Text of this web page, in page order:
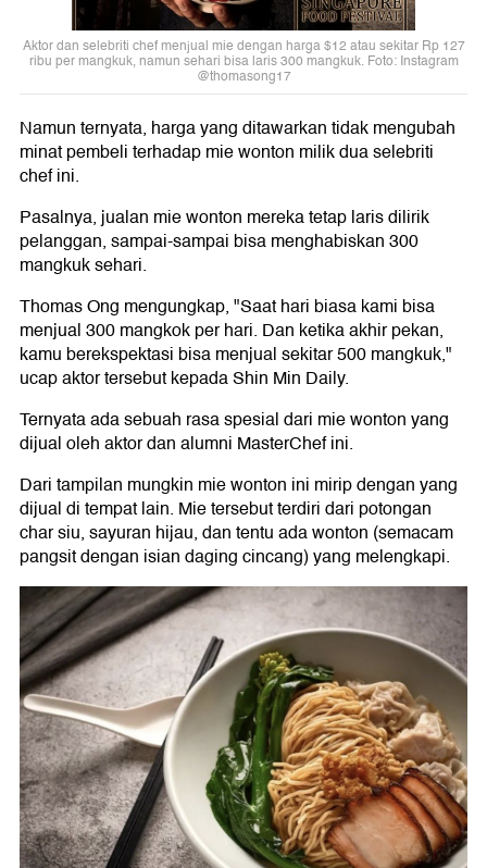
Aktor dan selebriti chef menjual mie dengan harga $12 atau sekitar Rp 127
ribu per mangkuk, namun sehari bisa laris 300 mangkuk. Foto: Instagram
@thomasong17
Namun ternyata, harga yang ditawarkan tidak mengubah
minat pembeli terhadap mie wonton milik dua selebriti
chef ini.
Pasalnya, jualan mie wonton mereka tetap laris dilirik
pelanggan, sampai-sampai bisa menghabiskan 300
mangkuk sehari.
Thomas Ong mengungkap, "Saat hari biasa kami bisa
menjual 300 mangkok per hari. Dan ketika akhir pekan,
kamu berekspektasi bisa menjual sekitar 500 mangkuk,"
ucap aktor tersebut kepada Shin Min Daily.
Ternyata ada sebuah rasa spesial dari mie wonton yang
dijual oleh aktor dan alumni MasterChef ini.
Dari tampilan mungkin mie wonton ini mirip dengan yang
dijual di tempat lain. Mie tersebut terdiri dari potongan
char siu, sayuran hijau, dan tentu ada wonton (semacam
pangsit dengan isian daging cincang) yang melengkapi.